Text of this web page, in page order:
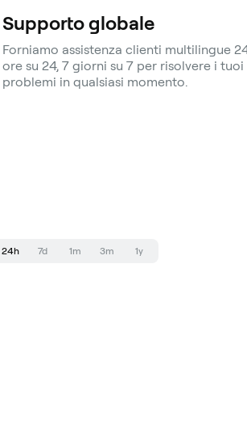
Supporto globale
Forniamo assistenza clienti multilingue
ore su 24, 7 giorni su 7 per risolvere i tuoi
problemi in qualsiasi momento.
24h 7d 1m 3m 1y